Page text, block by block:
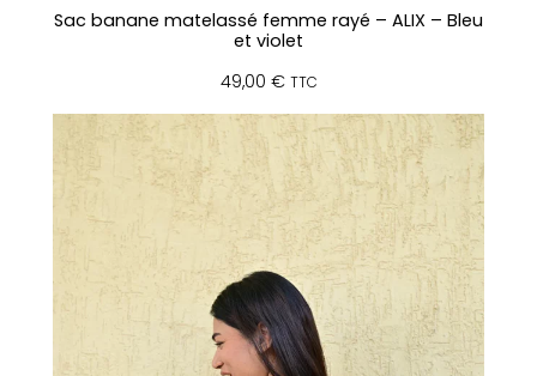
Sac banane matelassé femme rayé – ALIX – Bleu
et violet
49,00 € TTC